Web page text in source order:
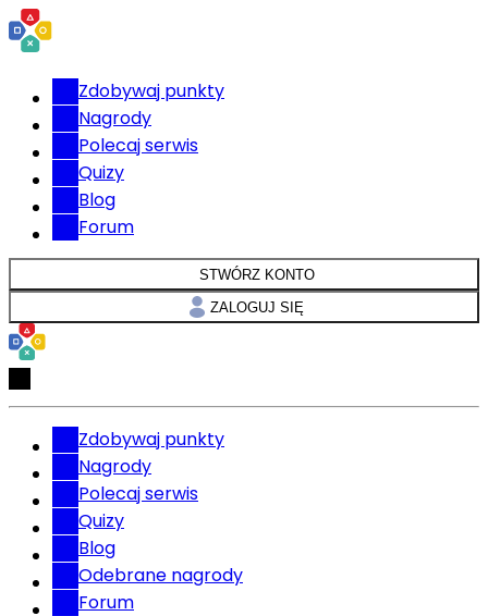
Zdobywaj punkty
Nagrody
Polecaj serwis
Quizy
Blog
Forum
STWÓRZ KONTO
ZALOGUJ SIĘ
Zdobywaj punkty
Nagrody
Polecaj serwis
Quizy
Blog
Odebrane nagrody
Forum